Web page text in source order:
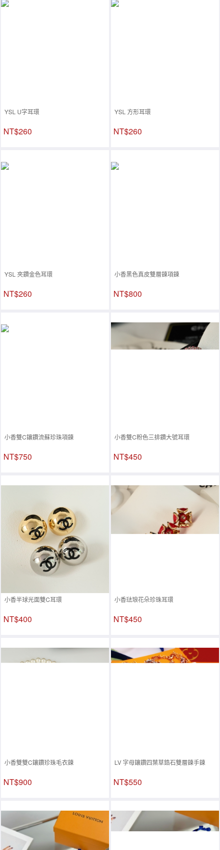
YSL U字耳環
NT$260
YSL 方形耳環
NT$260
YSL 夾鑽金色耳環
NT$260
小香黑色真皮雙層鍊項鍊
NT$800
小香雙C鑲鑽流蘇珍珠項鍊
NT$750
小香雙C粉色三排鑽大號耳環
NT$450
小香半球光面雙C耳環
NT$400
小香琺琅花朵珍珠耳環
NT$450
小香雙雙C鑲鑽珍珠毛衣鍊
NT$900
LV 字母鑲鑽四葉草鋯石雙層鍊手鍊
NT$550